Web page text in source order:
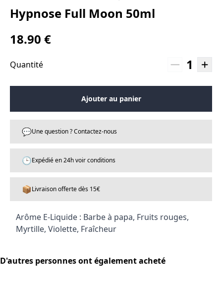
Hypnose Full Moon 50ml
18.90 €
Quantité 1
Ajouter au panier
💬Une question ? Contactez-nous
🕒Expédié en 24h voir conditions
📦Livraison offerte dès 15€
Arôme E-Liquide : Barbe à papa, Fruits rouges,
Myrtille, Violette, Fraîcheur
D'autres personnes ont également acheté